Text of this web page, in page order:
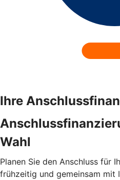
Ihre
Wahl
Planen Sie den Anschluss für
frühzeitig und gemeinsam mit